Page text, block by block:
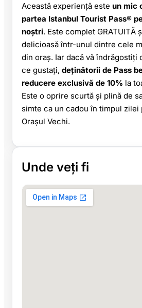
Această experiență este un mic
partea Istanbul Tourist Pass®
noștri. Este complet GRATUITĂ
delicioasă într-unul dintre cele
din oraș. Iar dacă vă îndrăgostiți
ce gustați, deținătorii de Pass
reducere exclusivă de 10% la
Este o oprire scurtă și plină de
simte ca un cadou în timpul
Orașul Vechi.
Unde veți fi